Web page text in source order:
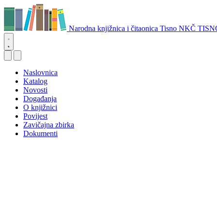
Narodna knjižnica i čitaonica Tisno NKČ
Naslovnica
Katalog
Novosti
Događanja
O knjižnici
Povijest
Zavičajna zbirka
Dokumenti